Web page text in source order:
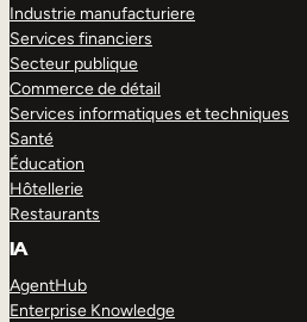
Industrie manufacturiere
Services financiers
Secteur publique
Commerce de détail
Services informatiques et techniques
Santé
Éducation
Hôtellerie
Restaurants
IA
AgentHub
Enterprise Knowledge